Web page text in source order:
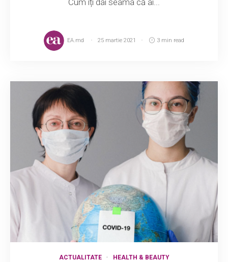
Cum îți dai seama că ai...
EA.md 25 martie 2021 3 min read
ACTUALITATE HEALTH & BEAUTY